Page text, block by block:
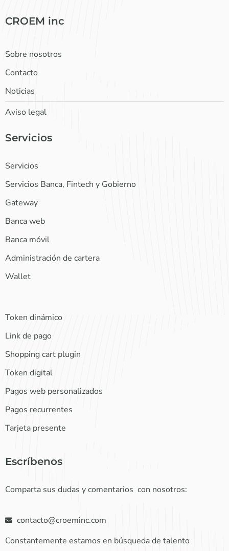
CROEM inc
Sobre nosotros
Contacto
Noticias
Aviso legal
Servicios
Servicios
Servicios Banca, Fintech y Gobierno
Gateway
Banca web
Banca móvil
Administración de cartera
Wallet
Token dinámico
Link de pago
Shopping cart plugin
Token digital
Pagos web personalizados
Pagos recurrentes
Tarjeta presente
Escríbenos
Comparta sus dudas y comentarios con nosotros:
contacto@croeminc.com
Constantemente estamos en búsqueda de talento